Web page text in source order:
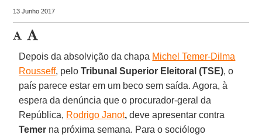
13 Junho 2017
Depois da absolvição da chapa Michel Temer-Dilma
Rousseff, peloTribunal Superior Eleitoral (TSE), o
país parece estar em um beco sem saída. Agora, à
espera da denúncia que o procurador-geral da
República, Rodrigo Janot, deve apresentar contra
Temer na próxima semana. Para o sociólogo